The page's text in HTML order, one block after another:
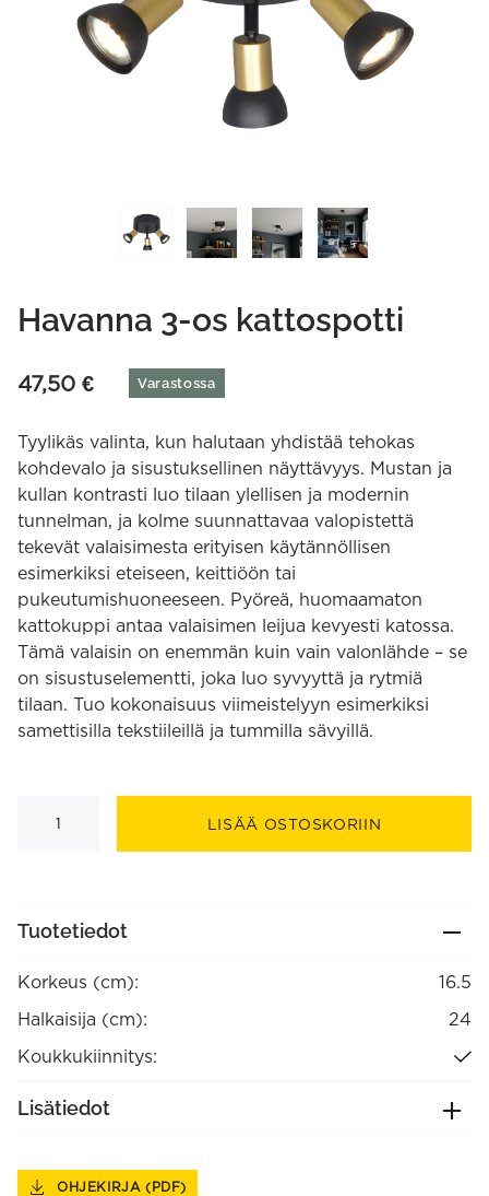
Havanna 3-os kattospotti
47,50 € Varastossa
Tyylikäs valinta, kun halutaan yhdistää tehokas
kohdevalo ja sisustuksellinen näyttävyys. Mustan ja
kullan kontrasti luo tilaan ylellisen ja modernin
tunnelman, ja kolme suunnattavaa valopistettä
tekevät valaisimesta erityisen käytännöllisen
esimerkiksi eteiseen, keittiöön tai
pukeutumishuoneeseen. Pyöreä, huomaamaton
kattokuppi antaa valaisimen leijua kevyesti katossa.
Tämä valaisin on enemmän kuin vain valonlähde – se
on sisustuselementti, joka luo syvyyttä ja rytmiä
tilaan. Tuo kokonaisuus viimeistelyyn esimerkiksi
samettisilla tekstiileillä ja tummilla sävyillä.
LISÄÄ OSTOSKORIIN
Tuotetiedot
Korkeus (cm):
16.5
Halkaisija (cm):
24
Koukkukiinnitys:
Lisätiedot
OHJEKIRJA (PDF)